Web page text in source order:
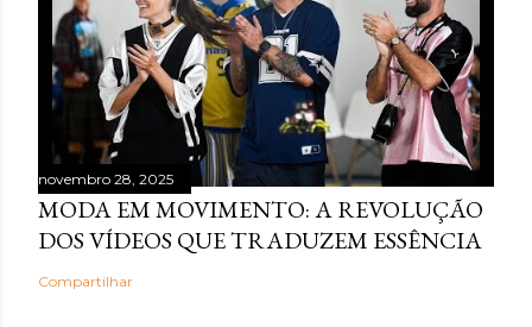
novembro 28, 2025
MODA EM MOVIMENTO: A REVOLUÇÃO
DOS VÍDEOS QUE TRADUZEM ESSÊNCIA
Compartilhar